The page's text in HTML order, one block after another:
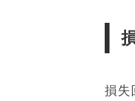
損失